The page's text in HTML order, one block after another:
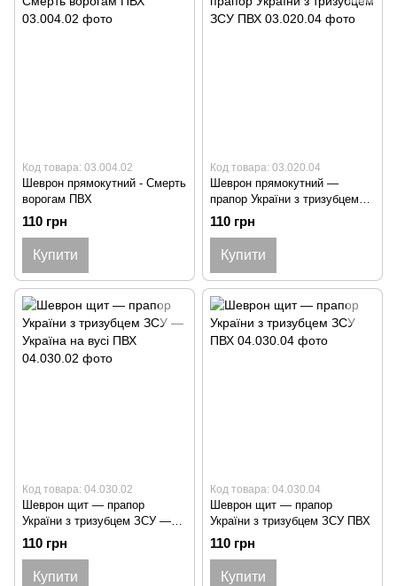
Код товара: 03.004.02
Шеврон прямокутний - Смерть
ворогам ПВХ
110 грн
Купити
Код товара: 03.020.04
Шеврон прямокутний —
прапор України з тризубцем
ЗСУ ПВХ
110 грн
Купити
Код товара: 04.030.02
Шеврон щит — прапор
України з тризубцем ЗСУ —
Україна на вусі ПВХ
110 грн
Купити
Код товара: 04.030.04
Шеврон щит — прапор
України з тризубцем ЗСУ ПВХ
110 грн
Купити